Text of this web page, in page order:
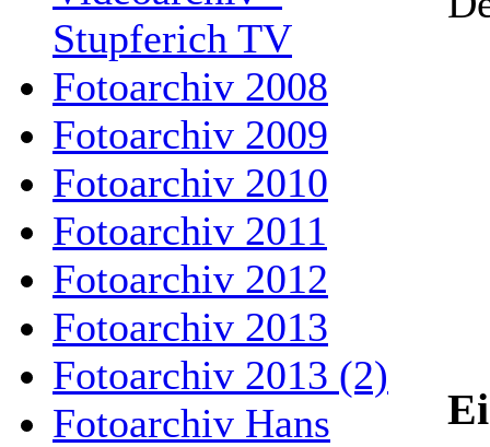
Stupferich TV
Fotoarchiv 2008
Fotoarchiv 2009
Fotoarchiv 2010
Fotoarchiv 2011
Fotoarchiv 2012
Fotoarchiv 2013
Fotoarchiv 2013 (2)
Fotoarchiv Hans